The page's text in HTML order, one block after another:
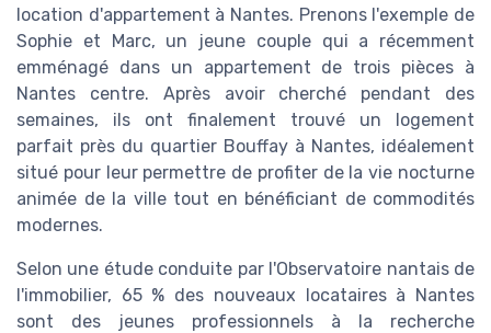
location d'appartement à Nantes. Prenons l'exemple de
Sophie et Marc, un jeune couple qui a récemment
emménagé dans un appartement de trois pièces à
Nantes centre. Après avoir cherché pendant des
semaines, ils ont finalement trouvé un logement
parfait près du quartier Bouffay à Nantes, idéalement
situé pour leur permettre de profiter de la vie nocturne
animée de la ville tout en bénéficiant de commodités
modernes.
Selon une étude conduite par l'Observatoire nantais de
l'immobilier, 65 % des nouveaux locataires à Nantes
sont des jeunes professionnels à la recherche